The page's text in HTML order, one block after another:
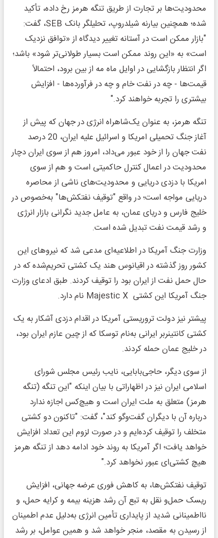
محدودیت‌ها بر تجارت از طریق تنگه هرمز رخ داده، تأکید
شده؛ همچنین بیارنه شیلدروپ، تحلیلگر بانک SEB، گفت:
"بازار ممکن است در آستانه تغییر دیدگاه از «توافق نزدیک
است» به «این روند ممکن است بسیار طولانی‌تر شود» باشد؛
اگر انتظار بازگشایی در اوایل ماه مه از بین برود، احتمالاً
قیمت‌ها - چه در نفت خام و چه در فرآورده‌ها - افزایش
بیشتری را تجربه خواهند کرد."
تنگه هرمز، به عنوان یک‌شاهراه انرژی در جهان که پیش از
آغاز جنگ تحمیلی امریکا و اسرائیل علیه ایران، 20 درصد
نفت جهان را از خود عبور می‌داد، امروز هم از سوی ایران دچار
محدودیت در اعمال کنترل حاکمیتی است و هم از سوی
امریکا با دزدی دریایی و محدودیت‌های ناشی از محاصره
دریایی مواجه است؛ در واقع "توقیف نفتکش‌ها" به‌خصوص در
خلیج فارس و دریای عمان، به عامل جدید نگرانی بازار انرژی
و رشد قیمت نفت تبدیل شده است.
وزارت جنگ آمریکا در اطلاعیه‌ای مدعی شد که نیروهای این
کشور روز گذشته در اقیانوس هند یک کشتی تحریم‌شده که در
حال حمل نفت از ایران بود را توقیف کردند. طبق ادعای وزارت
جنگ آمریکا این کشتی Majestic X نام دارد.
پیشتر نیز دولت تروریستی آمریکا در اقدام دزدی آشکار به یک
کشتی کانتینربر ایرانی به‌نام توسکا که از چین عازم ایران بود،
در خلیج عمان حمله کردند.
از سوی دیگر، حاجی‌بابایی، نایب رئیس مجلس شورای
اسلامی ایران نیز در اظهاراتی با بیان اینکه "این تنگه (تنگه
هرمز) متعلق به ملت ایران است و هیچ‌کس اجازه ندارد
درباره آن با دیگران گفت‌وگو کند"، گفت: "تاکنون دو کشتی
متخلف را توقیف کرده‌ایم و در صورت لزوم این تعداد افزایش
خواهد یافت؛ اگر آمریکا به روند خود ادامه دهد از تنگه هرمز
هیچ کشتی‌ای عبور نخواهد کرد."
توقیف نفتکش‌ها، به کاهش فوری عرضه جهانی، افزایش
ریسک حمل‌و نقل به تبع آن رشد هزینه بیمه و کرایه حمل، و
نااطمینانی شدید از پایداری تأمین انرژی به‌دلیل عدم اطمینان
از رسیدن به مقصد، منجر خواهد شد و همین عوامل، بر رشد